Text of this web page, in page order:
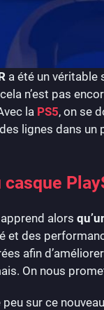
a été un véritable
n’est pas
la PS5, on se
lignes dans un
casque
apprend alors
et des
afin
On nous
sur ce